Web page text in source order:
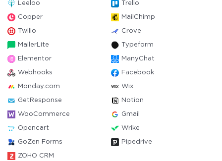
Leeloo Trello
Copper MailChimp
Twilio Crove
MailerLite Typeform
Elementor ManyChat
Webhooks Facebook
Monday.com Wix
GetResponse Notion
WooCommerce Gmail
Opencart Wrike
GoZen Forms Pipedrive
ZOHO CRM